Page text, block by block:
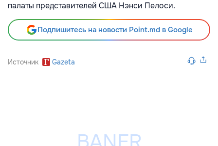
палаты представителей США Нэнси Пелоси.
Подпишитесь на новости Point.md в Google
Источник Gazeta